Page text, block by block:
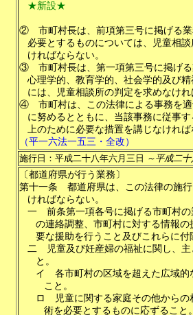
★新設★
②
市町村長は、前項第三号に掲げる
必要とするものについては、児童相
ければならない。
③
市町村長は、第一項第三号に掲げ
心理学的、教育学的、社会学的及び
には、児童相談所の判定を求めなけれ
④
市町村は、この法律による事務を
に努めるとともに、当該事務に従事
上のために必要な措置を講じなければ
（平一六法一五三・全改）
施行日：平成二十八年六月三日 ～平成二
〔都道府県が行う業務〕
第十一条
都道府県は、この法律の施
ければならない。
一
前条第一項各号に掲げる市町村
の連絡調整、市町村に対する情報
要な援助を行うこと及びこれらに付
二
児童及び妊産婦の福祉に関し、
と。
イ
各市町村の区域を超えた広域
こと。
ロ
児童に関する家庭その他から
術を必要とするものに応ずること。